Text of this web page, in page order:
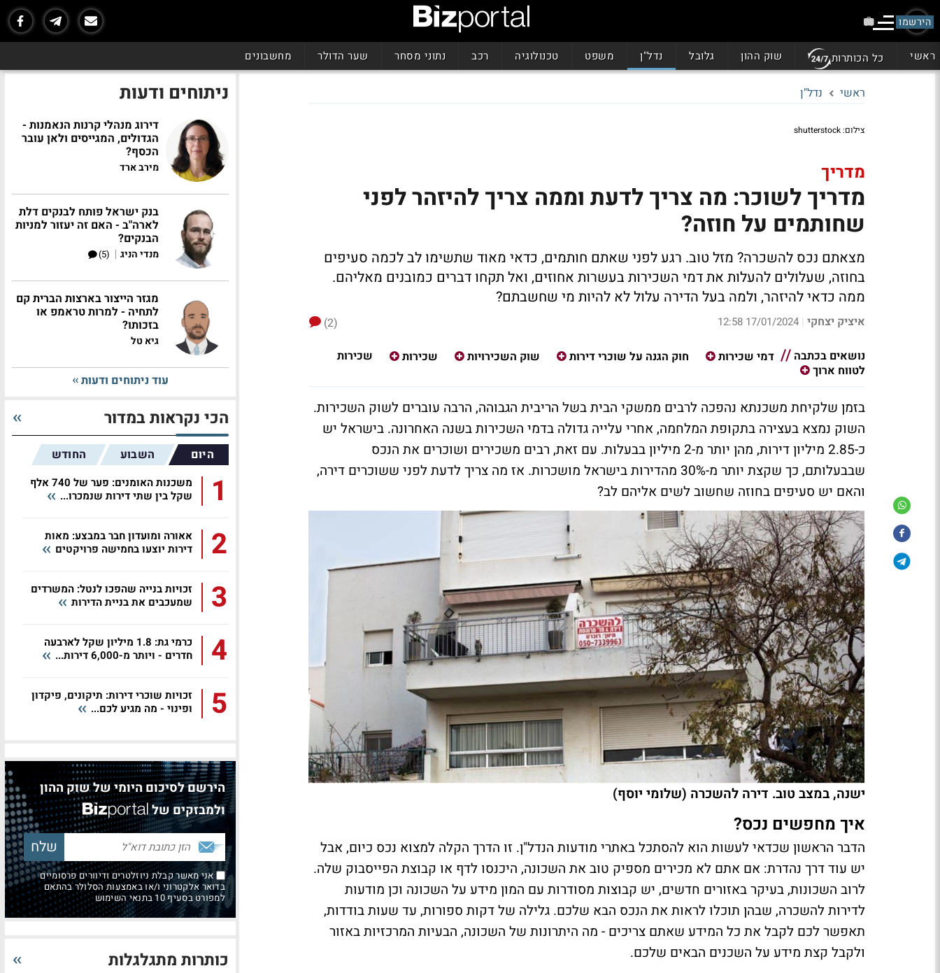
הירשמו
ראשי כל הכותרות שוק ההון גלובל נדל"ן משפט טכנולוגיה רכב נתוני מסחר שער הדולר מחשבונים
ראשי נדל"ן
צילום: shutterstock
מדריך
מדריך לשוכר: מה צריך לדעת וממה צריך להיזהר לפני
שחותמים על חוזה?
מצאתם נכס להשכרה? מזל טוב. רגע לפני שאתם חותמים, כדאי מאוד שתשימו לב לכמה סעיפים
בחוזה, שעלולים להעלות את דמי השכירות בעשרות אחוזים, ואל תקחו דברים כמובנים מאליהם.
ממה כדאי להיזהר, ולמה בעל הדירה עלול לא להיות מי שחשבתם?
איציק יצחקי |
17/01/2024 12:58
(2)
נושאים בכתבה
דמי שכירות חוק הגנה על שוכרי דירות שוק השכירויות שכירות
שכירות
לטווח ארוך
בזמן שלקיחת משכנתא נהפכה לרבים ממשקי הבית בשל הריבית הגבוהה, הרבה עוברים לשוק השכירות.
השוק נמצא בעצירה בתקופת המלחמה, אחרי עלייה גדולה בדמי השכירות בשנה האחרונה. בישראל יש
כ-2.85 מיליון דירות, מהן יותר מ-2 מיליון בבעלות. עם זאת, רבים משכירים ושוכרים את הנכס
שבבעלותם, כך שקצת יותר מ-30% מהדירות בישראל מושכרות. אז מה צריך לדעת לפני ששוכרים דירה,
והאם יש סעיפים בחוזה שחשוב לשים אליהם לב?
ישנה, במצב טוב. דירה להשכרה (שלומי יוסף)
איך מחפשים נכס?
הדבר הראשון שכדאי לעשות הוא להסתכל באתרי מודעות הנדל"ן. זו הדרך הקלה למצוא נכס כיום, אבל
יש עוד דרך נהדרת: אם אתם לא מכירים מספיק טוב את השכונה, היכנסו לדף או קבוצת הפייסבוק שלה.
לרוב השכונות, בעיקר באזורים חדשים, יש קבוצות מסודרות עם המון מידע על השכונה וכן מודעות
לדירות להשכרה, שבהן תוכלו לראות את הנכס הבא שלכם. גלילה של דקות ספורות, עד שעות בודדות,
תאפשר לכם לקבל את כל המידע שאתם צריכים - מה היתרונות של השכונה, הבעיות המרכזיות באזור
ולקבל קצת מידע על השכנים הבאים שלכם.
ניתוחים ודעות
דירוג מנהלי קרנות הנאמנות -
הגדולים, המגייסים ולאן עובר
הכסף?
מירב ארד
בנק ישראל פותח לבנקים דלת
לארה"ב - האם זה יעזור למניות
הבנקים?
מנדי הניג |
(5)
מגזר הייצור בארצות הברית קם
לתחיה - למרות טראמפ או
בזכותו?
גיא טל
עוד ניתוחים ודעות
הכי נקראות במדור
היום השבוע החודש
1
משכנות האומנים: פער של 740 אלף
שקל בין שתי דירות שנמכרו...
2
אאורה ומועדון חבר במבצע: מאות
דירות יוצעו בחמישה פרויקטים
3
זכויות בנייה שהפכו לנטל: המשרדים
שמעכבים את בניית הדירות
4
כרמי גת: 1.8 מיליון שקל לארבעה
חדרים - ויותר מ-6,000 דירות...
5
זכויות שוכרי דירות: תיקונים, פיקדון
ופינוי - מה מגיע לכם...
הירשם לסיכום היומי של שוק ההון
ולמבזקים של
אני מאשר קבלת ניוזלטרים ודיוורים פרסומיים
בדואר אלקטרוני ו/או באמצעות הסלולר בהתאם
למפורט בסעיף 10 בתנאי השימוש
כותרות מתגלגלות